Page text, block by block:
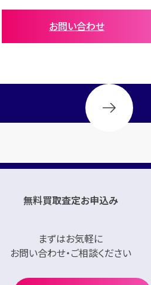
お問い合わせ
無料買取査定お申込み
まずはお気軽に
お問い合わせ・ご相談ください